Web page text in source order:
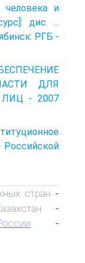
человека и
дис. ...
РГБ -
ДЛЯ
- 2007
стран -
-
-